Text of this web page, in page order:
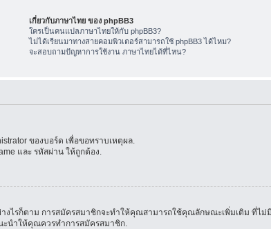
เกี่ยวกับภาษาไทย ของ phpBB3
ใครเป็นคนแปลภาษาไทยให้กับ phpBB3?
ไม่ได้เรียนมาทางสายคอมพิวเตอร์สามารถใช้ phpBB3 ได้ไหม?
จะสอบถามปัญหาการใช้งาน ภาษาไทยได้ที่ไหน?
ของบอร์ด เพื่อขอทราบเหตุผล.
และ รหัสผ่าน ให้ถูกต้อง.
รก็ตาม การสมัครสมาชิกจะทำให้คุณสามารถใช้คุณลักษณะเพิ่มเติม ที่ไม่
ะนำให้คุณควรทำการสมัครสมาชิก.